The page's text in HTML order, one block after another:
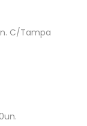
C/Tampa